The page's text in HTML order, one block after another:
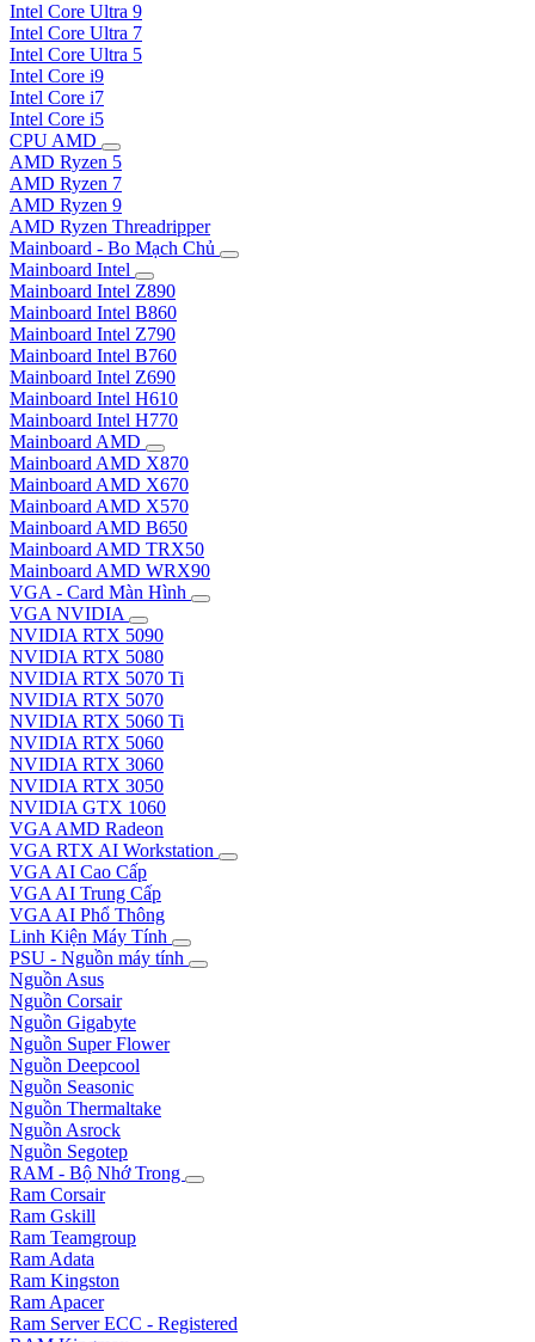
Intel Core Ultra 9
Intel Core Ultra 7
Intel Core Ultra 5
Intel Core i9
Intel Core i7
Intel Core i5
CPU AMD
AMD Ryzen 5
AMD Ryzen 7
AMD Ryzen 9
AMD Ryzen Threadripper
Mainboard - Bo Mạch Chủ
Mainboard Intel
Mainboard Intel Z890
Mainboard Intel B860
Mainboard Intel Z790
Mainboard Intel B760
Mainboard Intel Z690
Mainboard Intel H610
Mainboard Intel H770
Mainboard AMD
Mainboard AMD X870
Mainboard AMD X670
Mainboard AMD X570
Mainboard AMD B650
Mainboard AMD TRX50
Mainboard AMD WRX90
VGA - Card Màn Hình
VGA NVIDIA
NVIDIA RTX 5090
NVIDIA RTX 5080
NVIDIA RTX 5070 Ti
NVIDIA RTX 5070
NVIDIA RTX 5060 Ti
NVIDIA RTX 5060
NVIDIA RTX 3060
NVIDIA RTX 3050
NVIDIA GTX 1060
VGA AMD Radeon
VGA RTX AI Workstation
VGA AI Cao Cấp
VGA AI Trung Cấp
VGA AI Phổ Thông
Linh Kiện Máy Tính
PSU - Nguồn máy tính
Nguồn Asus
Nguồn Corsair
Nguồn Gigabyte
Nguồn Super Flower
Nguồn Deepcool
Nguồn Seasonic
Nguồn Thermaltake
Nguồn Asrock
Nguồn Segotep
RAM - Bộ Nhớ Trong
Ram Corsair
Ram Gskill
Ram Teamgroup
Ram Adata
Ram Kingston
Ram Apacer
Ram Server ECC - Registered